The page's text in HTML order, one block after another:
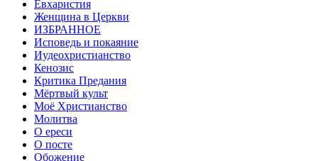
Евхаристия
Женщина в Церкви
ИЗБРАННОЕ
Исповедь и покаяние
Иудеохристианство
Кенозис
Критика Предания
Мёртвый культ
Моё Христианство
Молитва
О ереси
О посте
Обожение